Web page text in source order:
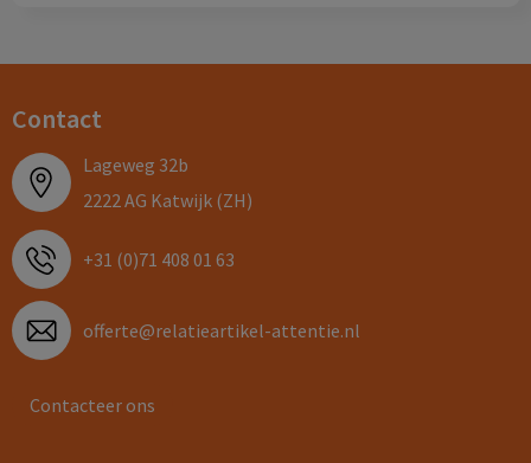
Contact
Lageweg 32b
2222 AG Katwijk (ZH)
+31 (0)71 408 01 63
offerte@relatieartikel-attentie.nl
Contacteer ons